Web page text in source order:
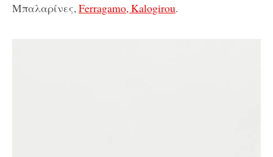
Μπαλαρίνες,Ferragamo, Kalogirou.